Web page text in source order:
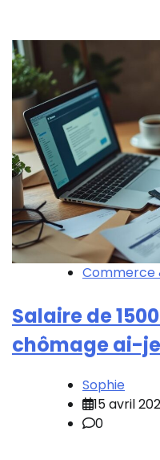
Commerce
Salaire de
chômage ai-
Sophie
15 avril
0